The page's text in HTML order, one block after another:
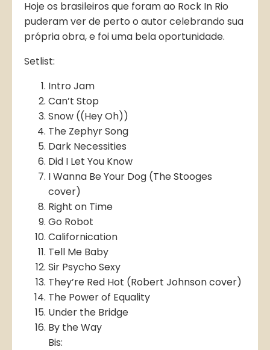
Hoje os brasileiros que foram ao Rock In Rio
puderam ver de perto o autor celebrando sua
própria obra, e foi uma bela oportunidade.
Setlist:
Intro Jam
Can’t Stop
Snow ((Hey Oh))
The Zephyr Song
Dark Necessities
Did I Let You Know
I Wanna Be Your Dog (The Stooges
cover)
Right on Time
Go Robot
Californication
Tell Me Baby
Sir Psycho Sexy
They’re Red Hot (Robert Johnson cover)
The Power of Equality
Under the Bridge
By the Way
Bis: